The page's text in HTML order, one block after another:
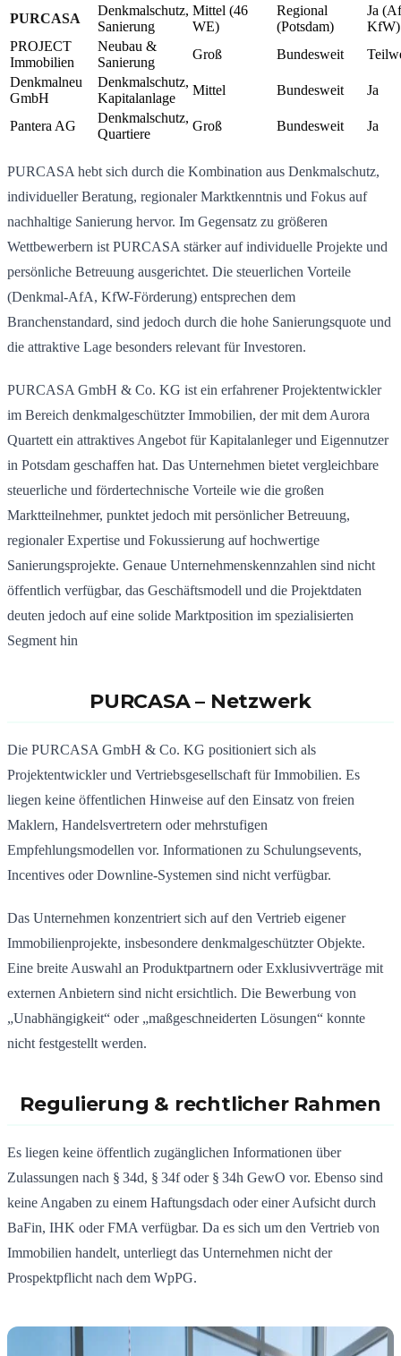
PURCASA
Denkmalschutz,
Sanierung
Mittel (46
WE)
Regional
(Potsdam)
Ja
KfW)
PROJECT
Immobilien
Neubau &
Sanierung
Groß Bundesweit
Denkmalneu
GmbH
Denkmalschutz,
Kapitalanlage
Mittel Bundesweit Ja
Pantera AG
Denkmalschutz,
Quartiere
Groß Bundesweit Ja
PURCASA hebt sich durch die Kombination aus Denkmalschutz,
individueller Beratung, regionaler Marktkenntnis und Fokus auf
nachhaltige Sanierung hervor. Im Gegensatz zu größeren
Wettbewerbern ist PURCASA stärker auf individuelle Projekte und
persönliche Betreuung ausgerichtet. Die steuerlichen Vorteile
(Denkmal-AfA, KfW-Förderung) entsprechen dem
Branchenstandard, sind jedoch durch die hohe Sanierungsquote und
die attraktive Lage besonders relevant für Investoren.
PURCASA GmbH & Co. KG ist ein erfahrener Projektentwickler
im Bereich denkmalgeschützter Immobilien, der mit dem Aurora
Quartett ein attraktives Angebot für Kapitalanleger und Eigennutzer
in Potsdam geschaffen hat. Das Unternehmen bietet vergleichbare
steuerliche und fördertechnische Vorteile wie die großen
Marktteilnehmer, punktet jedoch mit persönlicher Betreuung,
regionaler Expertise und Fokussierung auf hochwertige
Sanierungsprojekte. Genaue Unternehmenskennzahlen sind nicht
öffentlich verfügbar, das Geschäftsmodell und die Projektdaten
deuten jedoch auf eine solide Marktposition im spezialisierten
Segment hin
PURCASA– Netzwerk
Die PURCASA GmbH & Co. KG positioniert sich als
Projektentwickler und Vertriebsgesellschaft für Immobilien. Es
liegen keine öffentlichen Hinweise auf den Einsatz von freien
Maklern, Handelsvertretern oder mehrstufigen
Empfehlungsmodellen vor. Informationen zu Schulungsevents,
Incentives oder Downline-Systemen sind nicht verfügbar.
Das Unternehmen konzentriert sich auf den Vertrieb eigener
Immobilienprojekte, insbesondere denkmalgeschützter Objekte.
Eine breite Auswahl an Produktpartnern oder Exklusivverträge mit
externen Anbietern sind nicht ersichtlich. Die Bewerbung von
„Unabhängigkeit“ oder „maßgeschneiderten Lösungen“ konnte
nicht festgestellt werden.
Regulierung & rechtlicher Rahmen
Es liegen keine öffentlich zugänglichen Informationen über
Zulassungen nach § 34d, § 34f oder § 34h GewO vor. Ebenso sind
keine Angaben zu einem Haftungsdach oder einer Aufsicht durch
BaFin, IHK oder FMA verfügbar. Da es sich um den Vertrieb von
Immobilien handelt, unterliegt das Unternehmen nicht der
Prospektpflicht nach dem WpPG.